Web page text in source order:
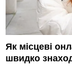
Як місцеві
швидко